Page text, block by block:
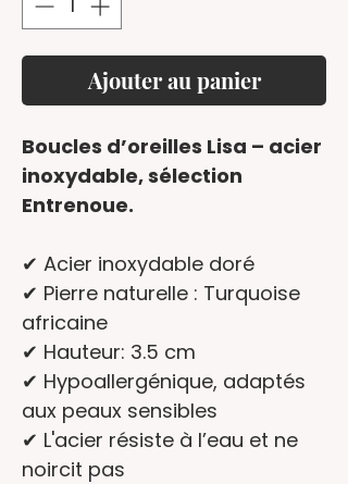
Ajouter au panier
Boucles d’oreilles Lisa – acier
inoxydable,sélection
Entrenoue.
✔ Acier inoxydable doré
✔ Pierre naturelle : Turquoise
africaine
✔ Hauteur: 3.5 cm
✔ Hypoallergénique, adaptés
aux peaux sensibles
✔ L'acier résiste à l’eau et ne
noircit pas